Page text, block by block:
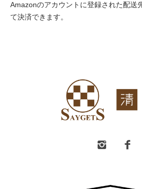
Amazonのアカウントに登録された配送
て決済できます。